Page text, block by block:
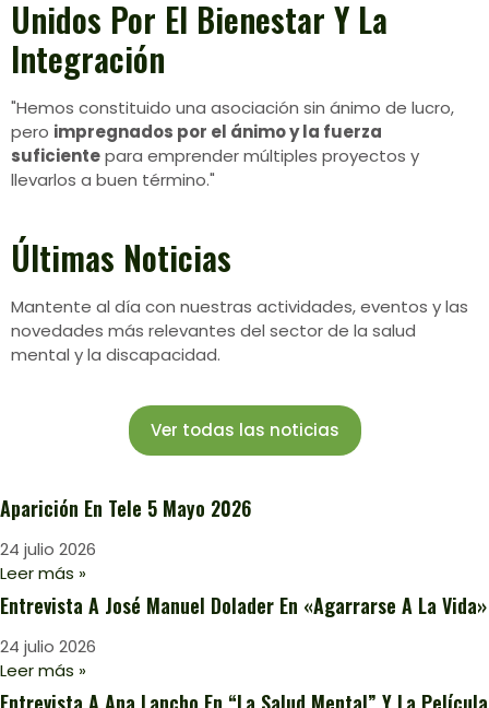
Unidos Por El Bienestar Y La
Integración
"Hemos constituido una asociación sin ánimo de lucro,
pero impregnados por el ánimo y la fuerza
suficientepara emprender múltiples proyectos y
llevarlos a buen término."
Últimas Noticias
Mantente al día con nuestras actividades, eventos y las
novedades más relevantes del sector de la salud
mental y la discapacidad.
Ver todas las noticias
Aparición En Tele 5 Mayo 2026
24 julio 2026
Leer más »
Entrevista A José Manuel Dolader En «Agarrarse A La Vida»
24 julio 2026
Leer más »
Entrevista A Ana Lancho En “La Salud Mental” Y La Película